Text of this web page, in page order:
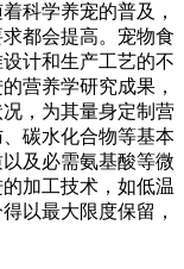
科学养宠的普及，
都会提高。宠物食
计和生产工艺的不
营养学研究成果，
，为其量身定制营
碳水化合物等基本
及必需氨基酸等微
加工技术，如低温
以最大限度保留，